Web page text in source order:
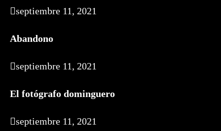
septiembre 11, 2021
Abandono
septiembre 11, 2021
El fotógrafo dominguero
septiembre 11, 2021